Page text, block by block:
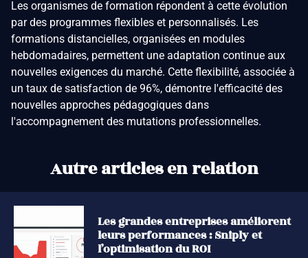
Les organismes de formation répondent à cette évolution
par des programmes flexibles et personnalisés. Les
formations distancielles, organisées en modules
hebdomadaires, permettent une adaptation continue aux
nouvelles exigences du marché. Cette flexibilité, associée à
un taux de satisfaction de 96%, démontre l'efficacité des
nouvelles approches pédagogiques dans
l'accompagnement des mutations professionnelles.
Autre articles en relation
Les grandes entreprises améliorent
leurs performances : Sniply et
l’optimisation du ROI